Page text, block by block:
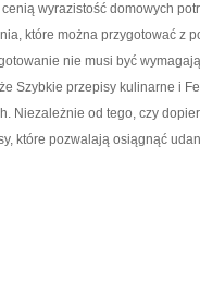
wyrazistość domowych
które można przygotować z
nie musi być
Szybkie przepisy kulinarne i
Niezależnie od tego, czy
które pozwalają osiągnąć